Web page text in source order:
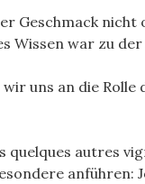
war zu
uns an die Rolle
autres